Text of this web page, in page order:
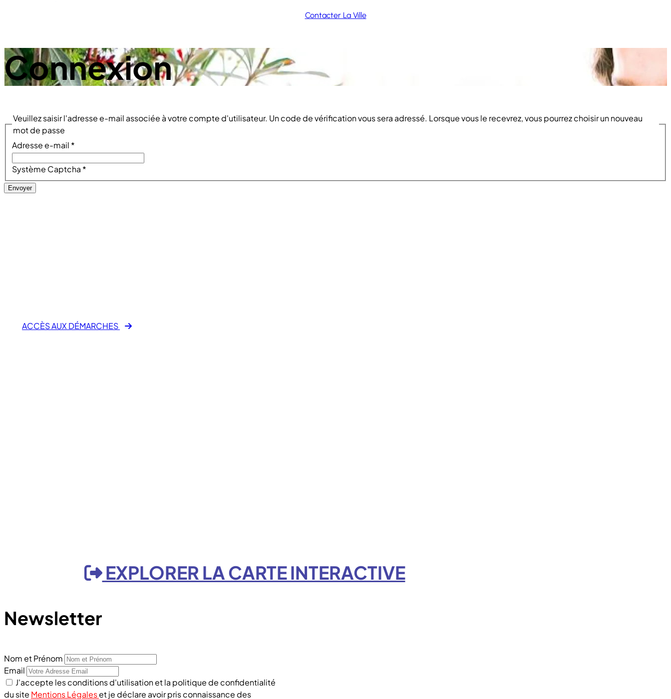
Contacter La Ville
Connexion
Veuillez saisir l'adresse e-mail associée à votre compte d'utilisateur. Un code de vérification vous sera adressé. Lorsque vous le recevrez, vous pourrez choisir un nouveau
mot de passe
Adresse e-mail *
Système Captcha *
Envoyer
ACCÈS AUX DÉMARCHES
EXPLORER LA CARTE INTERACTIVE
Newsletter
Nom et Prénom
Email
J'accepte les conditions d'utilisation et la politique de confidentialité
du site Mentions Légaleset je déclare avoir pris connaissance des